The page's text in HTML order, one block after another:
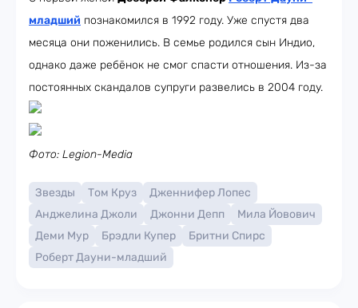
младший познакомился в 1992 году. Уже спустя два
месяца они поженились. В семье родился сын Индио,
однако даже ребёнок не смог спасти отношения. Из-за
постоянных скандалов супруги развелись в 2004 году.
Фото: Legion-Media
Звезды Том Круз
Дженнифер Лопес
Анджелина Джоли
Джонни Депп
Мила Йовович
Деми Мур
Брэдли Купер
Бритни Спирс
Роберт Дауни-младший